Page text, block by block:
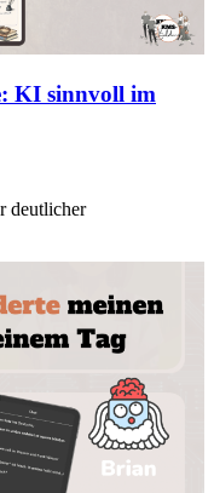
KI sinnvoll im
deutlicher